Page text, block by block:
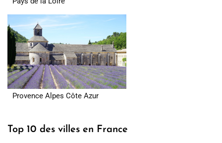
Provence Alpes Côte Azur
Top 10 des villes en France